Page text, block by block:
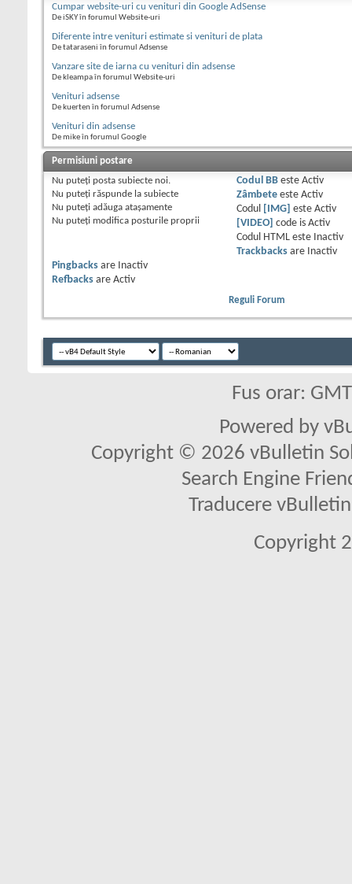
Cumpar website-uri cu venituri din Google AdSense
De iSKY în forumul Website-uri
Diferente intre venituri estimate si venituri de plata
De tataraseni în forumul Adsense
Vanzare site de iarna cu venituri din adsense
De kleampa în forumul Website-uri
Venituri adsense
De kuerten în forumul Adsense
Venituri din adsense
De mike în forumul Google
Permisiuni postare
Nu puteţi posta subiecte noi.
Nu puteţi răspunde la subiecte
Nu puteţi adăuga ataşamente
Nu puteţi modifica posturile proprii
Codul BBeste Activ
Zâmbeteeste Activ
Codul
[IMG] este Activ
[VIDEO] code is Activ
Codul HTML este
Inactiv
Trackbacksare
Inactiv
Pingbacks are
Inactiv
Refbacks are Activ
Reguli Forum
Fus orar:
Powered by
Copyright © 2026 vBulletin
Search Engine
Traducere
Copyright